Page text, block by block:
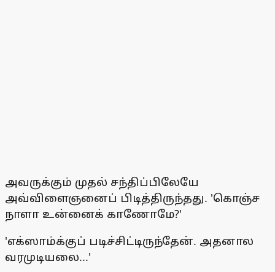
அவருக்கும் முதல் சந்திப்பிலேயே
அவ்விளைஞனைப் பிடித்திருந்தது. 'கொஞ்ச
நாளா உன்னைக் காணோமே?'
'எக்ஸாம்க்குப் படிச்சிட்டிருந்தேன். அதனால
வரமுடியலை...'